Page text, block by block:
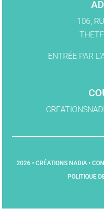
106,
ENTRÉE PAR
2026 • CRÉATIONS NADIA •
POLITIQUE